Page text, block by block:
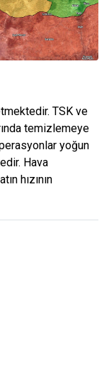
TSK ve
temizlemeye
yoğun
Hava
hızının